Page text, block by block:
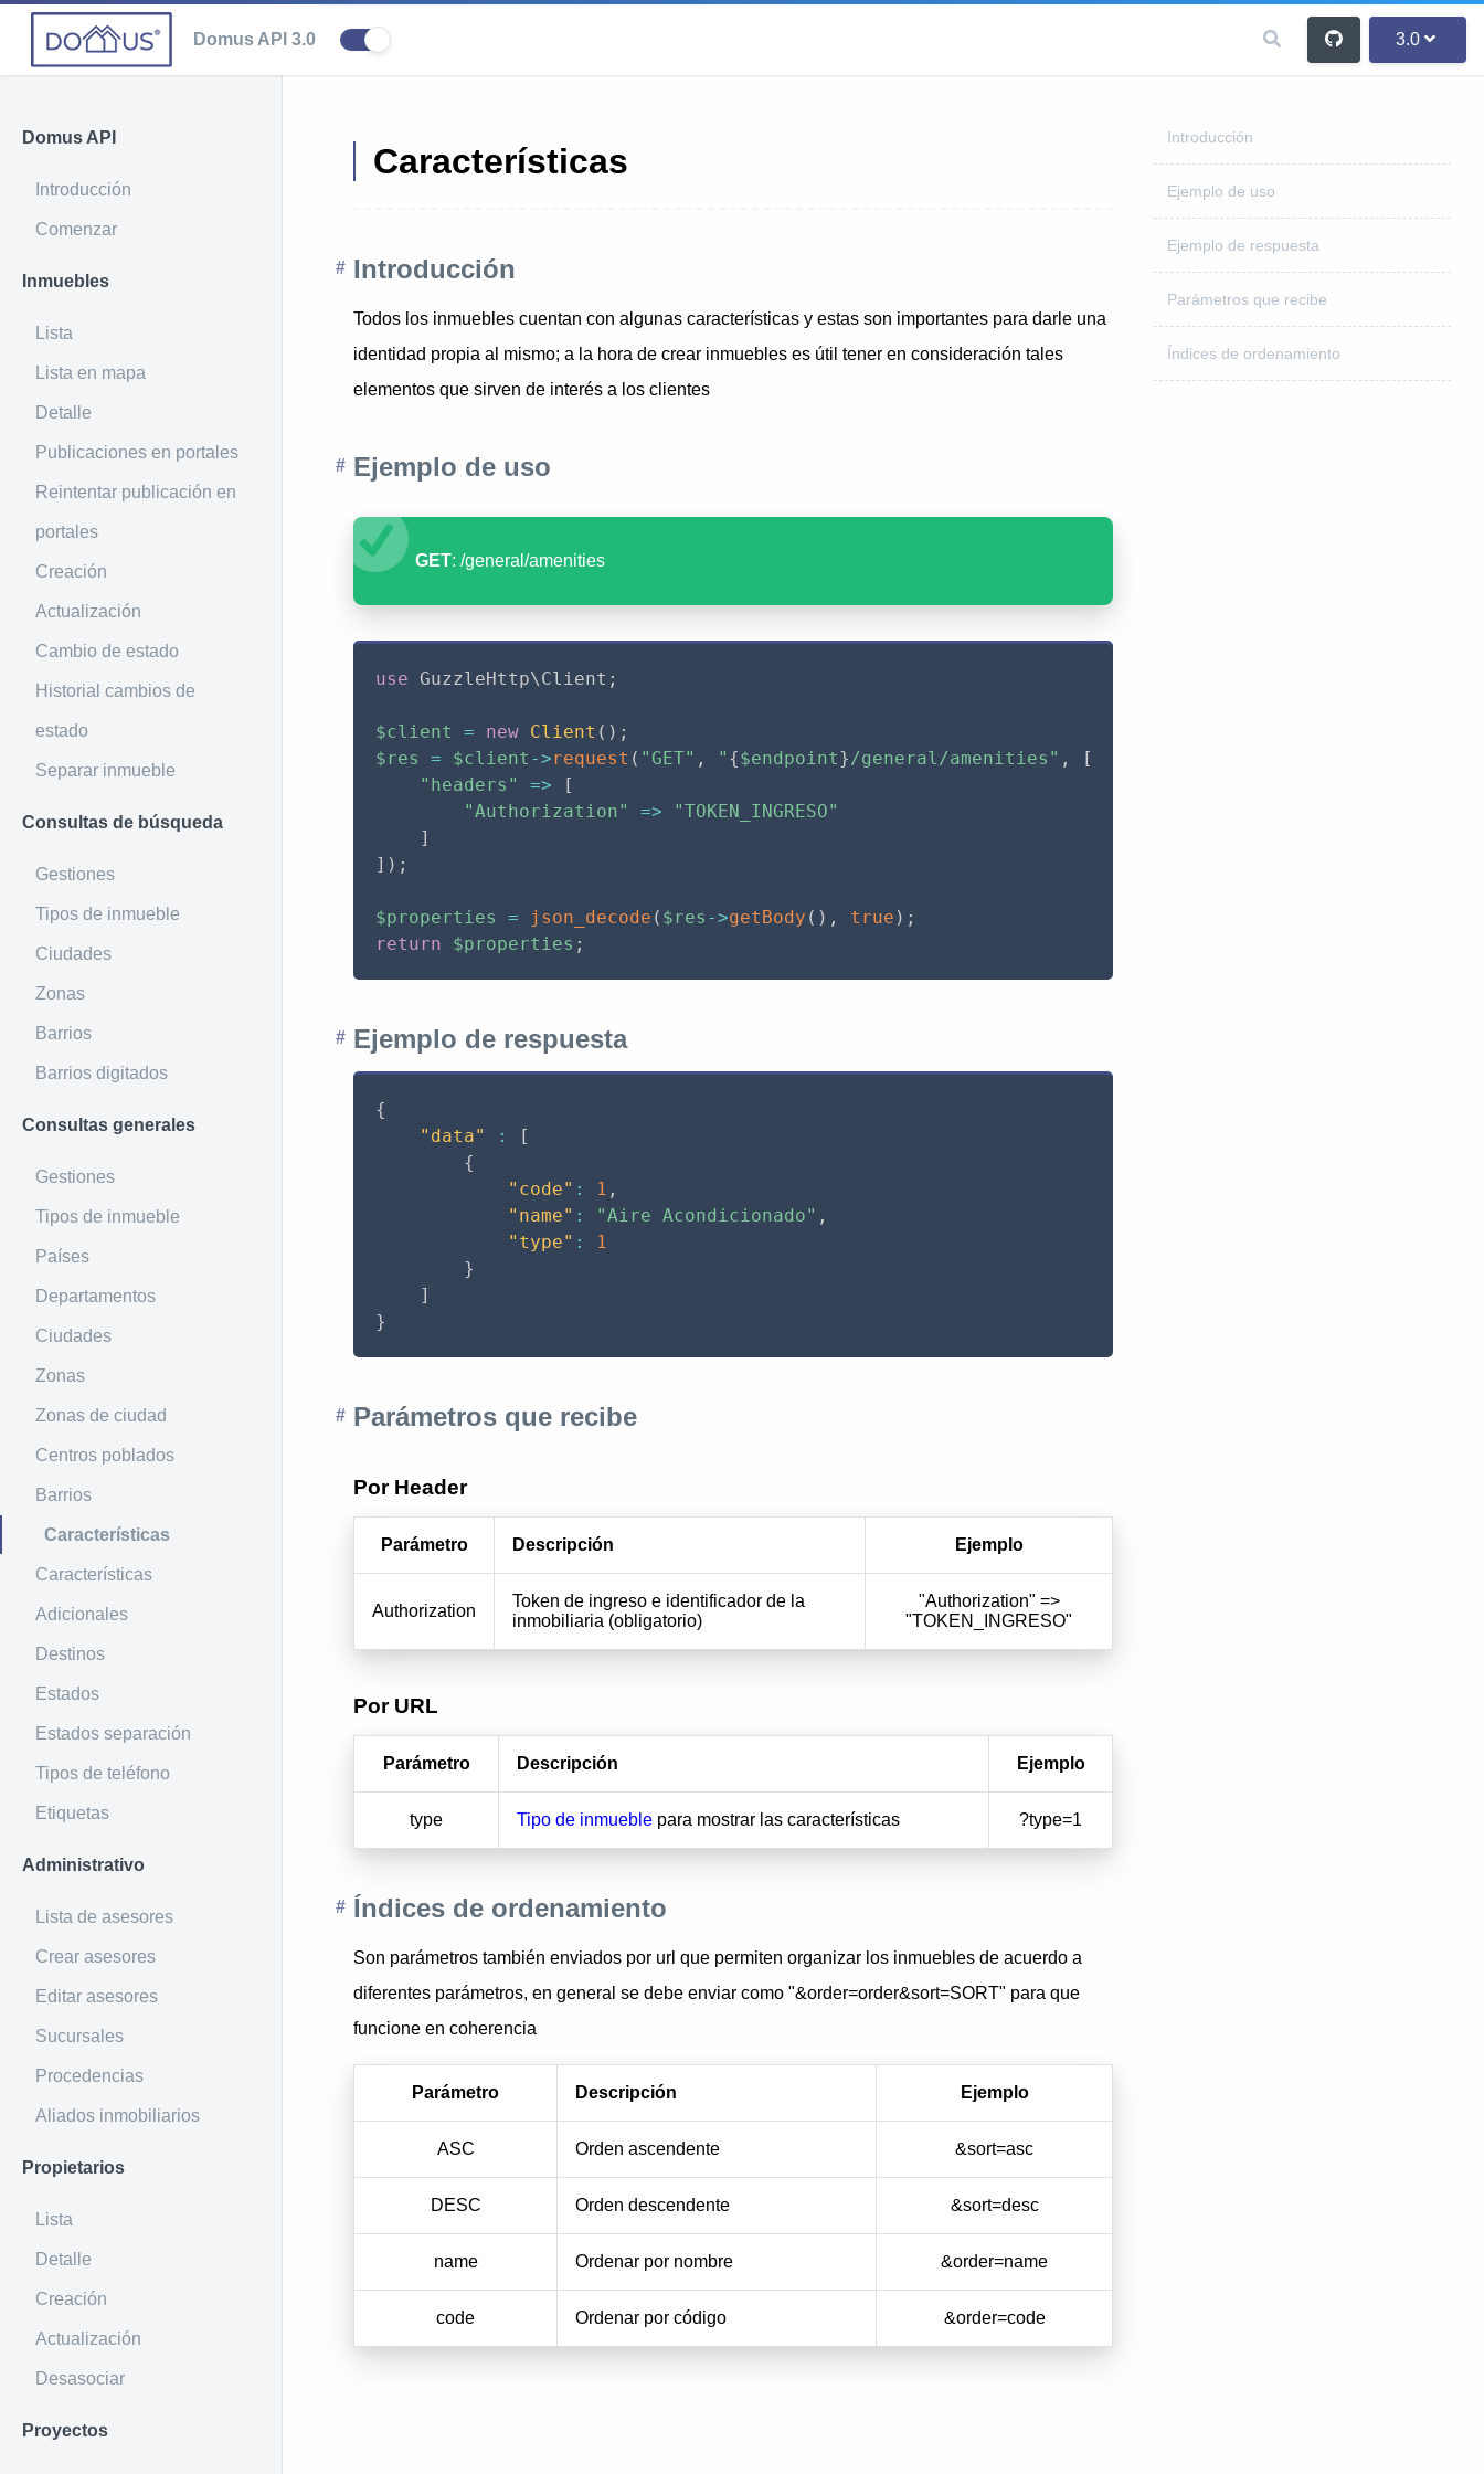
Domus API 3.0 3.0
Domus API
Introducción
Comenzar
Inmuebles
Lista
Lista en mapa
Detalle
Publicaciones en portales
Reintentar publicación en
portales
Creación
Actualización
Cambio de estado
Historial cambios de
estado
Separar inmueble
Consultas de búsqueda
Gestiones
Tipos de inmueble
Ciudades
Zonas
Barrios
Barrios digitados
Consultas generales
Gestiones
Tipos de inmueble
Países
Departamentos
Ciudades
Zonas
Zonas de ciudad
Centros poblados
Barrios
Características
Características
Adicionales
Destinos
Estados
Estados separación
Tipos de teléfono
Etiquetas
Administrativo
Lista de asesores
Crear asesores
Editar asesores
Sucursales
Procedencias
Aliados inmobiliarios
Propietarios
Lista
Detalle
Creación
Actualización
Desasociar
Proyectos
Características
Introducción
Ejemplo de uso
Ejemplo de respuesta
Parámetros que recibe
Índices de ordenamiento
Introducción
Todos los inmuebles cuentan con algunas características y estas son importantes para darle una
identidad propia al mismo; a la hora de crear inmuebles es útil tener en consideración tales
elementos que sirven de interés a los clientes
Ejemplo de uso
GET: /general/amenities
use GuzzleHttp\Client ;
$client = new Client ( ) ;
$res
= $client ->request ( "GET" , " {$endpoint}/general/amenities" ,
[
"headers"
=>
[
"Authorization"
=>
"TOKEN_INGRESO"
]
] ) ;
$properties = json_decode ( $res ->getBody ( ) , true ) ;
return
$properties ;
Ejemplo de respuesta
{
"data"
:
[
{
"code" : 1 ,
"name" : "Aire Acondicionado" ,
"type" :
1
}
]
}
Parámetros que recibe
Por Header
Parámetro Descripción Ejemplo
Authorization
Token de ingreso e identificador de la
inmobiliaria (obligatorio)
"Authorization" =>
"TOKEN_INGRESO"
Por URL
Parámetro Descripción Ejemplo
type Tipo de inmueble para mostrar las características ?type=1
Índices de ordenamiento
Son parámetros también enviados por url que permiten organizar los inmuebles de acuerdo a
diferentes parámetros, en general se debe enviar como "&order=order&sort=SORT" para que
funcione en coherencia
Parámetro Descripción Ejemplo
ASC Orden ascendente &sort=asc
DESC Orden descendente &sort=desc
name Ordenar por nombre &order=name
code Ordenar por código &order=code